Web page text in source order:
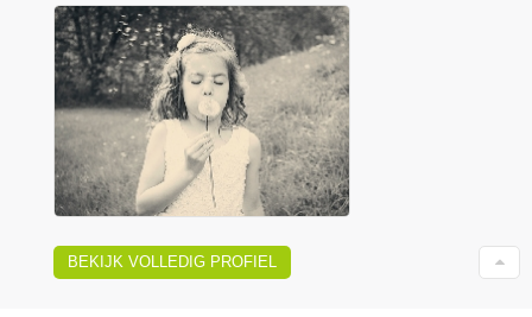
BEKIJK VOLLEDIG PROFIEL